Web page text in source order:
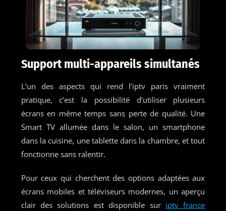
Support multi-appareils simultanés
L’un des aspects qui rend l’iptv paris vraiment
pratique, c’est la possibilité d’utiliser plusieurs
écrans en même temps sans perte de qualité. Une
Smart TV allumée dans le salon, un smartphone
dans la cuisine, une tablette dans la chambre, et tout
fonctionne sans ralentir.
Pour ceux qui cherchent des options adaptées aux
écrans mobiles et téléviseurs modernes, un aperçu
clair des solutions est disponible sur iptv france